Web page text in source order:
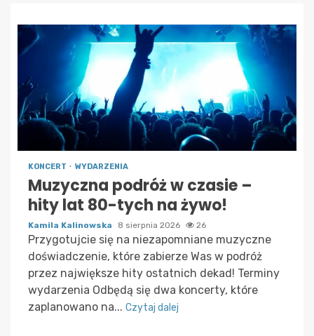
KONCERT WYDARZENIA
Muzyczna podróż w czasie –
hity lat 80-tych na żywo!
Kamila Kalinowska 8 sierpnia 2026 26
Przygotujcie się na niezapomniane muzyczne
doświadczenie, które zabierze Was w podróż
przez największe hity ostatnich dekad! Terminy
wydarzenia Odbędą się dwa koncerty, które
zaplanowano na... Czytaj dalej